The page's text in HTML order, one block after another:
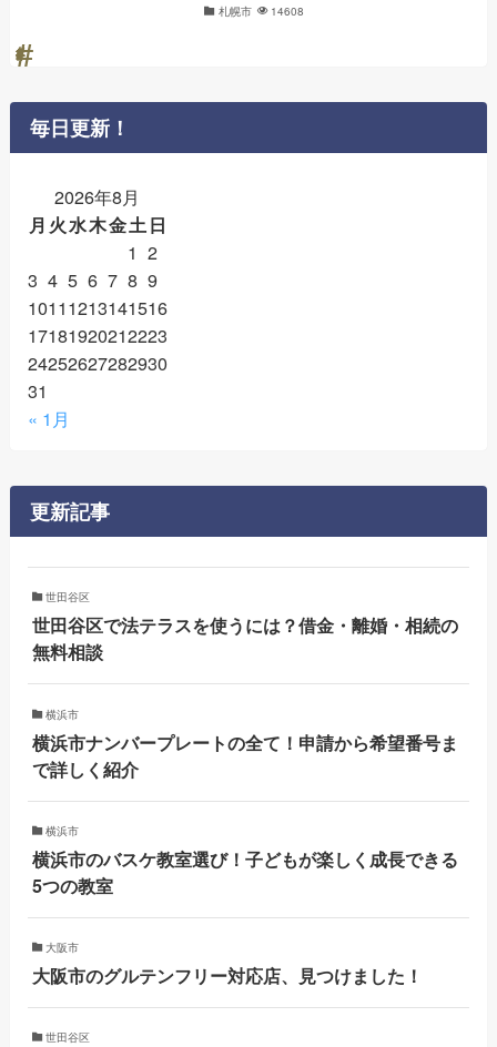
札幌市 14608
毎日更新！
2026年8月
月 火水木金土日
1 2
3 4 5 6 7 8 9
10111213141516
17181920212223
24252627282930
31
« 1月
更新記事
世田谷区
世田谷区で法テラスを使うには？借金・離婚・相続の
無料相談
横浜市
横浜市ナンバープレートの全て！申請から希望番号ま
で詳しく紹介
横浜市
横浜市のバスケ教室選び！子どもが楽しく成長できる
5つの教室
大阪市
大阪市のグルテンフリー対応店、見つけました！
世田谷区